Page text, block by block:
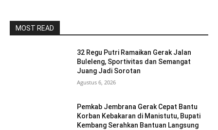
MOST READ
32 Regu Putri Ramaikan Gerak Jalan
Buleleng, Sportivitas dan Semangat
Juang Jadi Sorotan
Agustus 6, 2026
Pemkab Jembrana Gerak Cepat Bantu
Korban Kebakaran di Manistutu, Bupati
Kembang Serahkan Bantuan Langsung